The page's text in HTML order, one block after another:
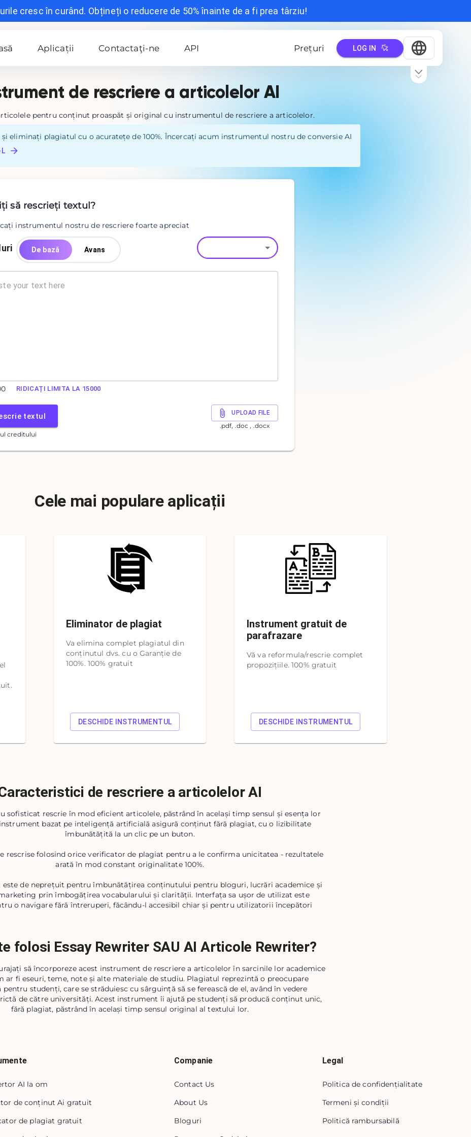
cresc în curând. Obțineți o reducere de 50% înainte de a fi prea târziu!
Aplicații Contactaţi-ne API Prețuri LOG IN
de rescriere a articolelor AI
pentru conținut proaspăt și original cu instrumentul de rescriere a articolelor.
eliminați plagiatul cu o acuratețe de 100%. Încercați acum instrumentul nostru de conversie AI
L
să rescrieți textul?
instrumentul nostru de rescriere foarte apreciat
De bază Avans
RIDICAȚI LIMITA LA 15000
textul UPLOAD FILE
.pdf, .doc , .docx
creditului
Cele mai populare aplicații
Eliminator de plagiat
Va elimina complet plagiatul din
conținutul dvs. cu o Garanție de
100%. 100% gratuit
DESCHIDE INSTRUMENTUL
Instrument gratuit de
parafrazare
Vă va reformula/rescrie complet
propozițiile. 100% gratuit
DESCHIDE INSTRUMENTUL
de rescriere a articolelor AI
sofisticat rescrie în mod eficient articolele, păstrând în același timp sensul și esența lor
bazat pe inteligență artificială asigură conținut fără plagiat, cu o lizibilitate
îmbunătățită la un clic pe un buton.
rescrise folosind orice verificator de plagiat pentru a le confirma unicitatea - rezultatele
arată în mod constant originalitate 100%.
de neprețuit pentru îmbunătățirea conținutului pentru bloguri, lucrări academice și
prin îmbogățirea vocabularului și clarității. Interfața sa ușor de utilizat este
o navigare fără întreruperi, făcându-l accesibil chiar și pentru utilizatorii începători
folosi Essay Rewriter SAU AI Articole Rewriter?
să încorporeze acest instrument de rescriere a articolelor în sarcinile lor academice
ar fi eseuri, teme, note și alte materiale de studiu. Plagiatul reprezintă o preocupare
studenți, care se străduiesc cu sârguință să se ferească de el, având în vedere
de către universități. Acest instrument îi ajută pe studenți să producă conținut unic,
fără plagiat, păstrând în același timp sensul original al textului lor.
AI la om
de conținut Ai gratuit
de plagiat gratuit
Companie
Contact Us
About Us
Bloguri
Legal
Politica de confidențialitate
Termeni și condiții
Politică rambursabilă